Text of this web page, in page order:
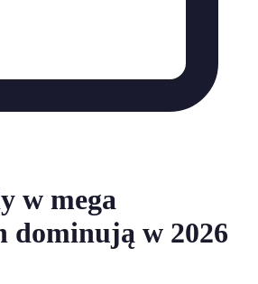
w mega
dominują w 2026